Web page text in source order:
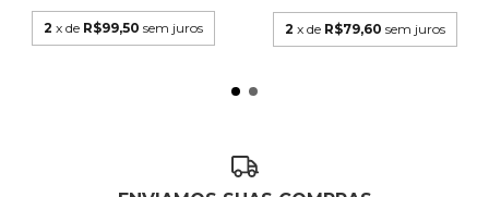
2 x de R$99,50 sem juros 2 x de R$79,60 sem juros